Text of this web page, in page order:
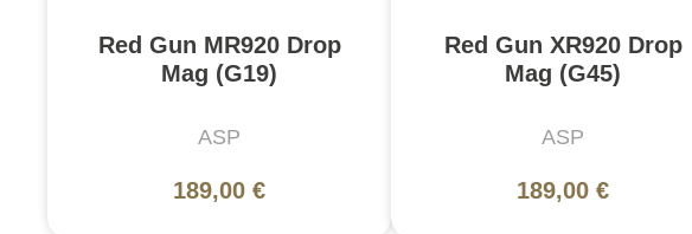
Red Gun MR920 Drop
Mag (G19)
ASP
189,00 €
Red Gun XR920 Drop
Mag (G45)
ASP
189,00 €